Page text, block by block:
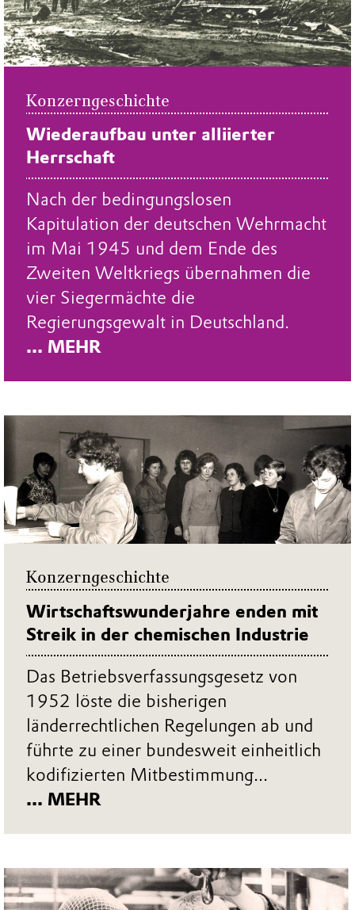
Konzerngeschichte
Wiederaufbau unter alliierter
Herrschaft
Nach der bedingungslosen
Kapitulation der deutschen Wehrmacht
im Mai 1945 und dem Ende des
Zweiten Weltkriegs übernahmen die
vier Siegermächte die
Regierungsgewalt in Deutschland.
... MEHR
Konzerngeschichte
Wirtschaftswunderjahre enden mit
Streik in der chemischen Industrie
Das Betriebsverfassungsgesetz von
1952 löste die bisherigen
länderrechtlichen Regelungen ab und
führte zu einer bundesweit einheitlich
kodifizierten Mitbestimmung...
... MEHR